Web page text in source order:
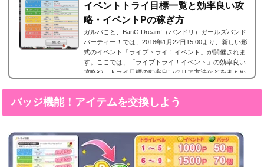
イベントトライ目標一覧と効率良い攻
略・イベントPの稼ぎ方
ガルパこと、BanG Dream!（バンドリ）ガールズバンド
パーティー！では、2018年1月22日15:00より、新しい形
式のイベント「ライブトライ！イベント」が開催されま
す。ここでは、「ライブトライ！イベント」の効率良い
攻略や、トライ目標の効率良いクリア方法などをまとめ
題であり「スコアトライ」、「ライフトライ」、「判定
バッジ機能！アイテムを交換しよう